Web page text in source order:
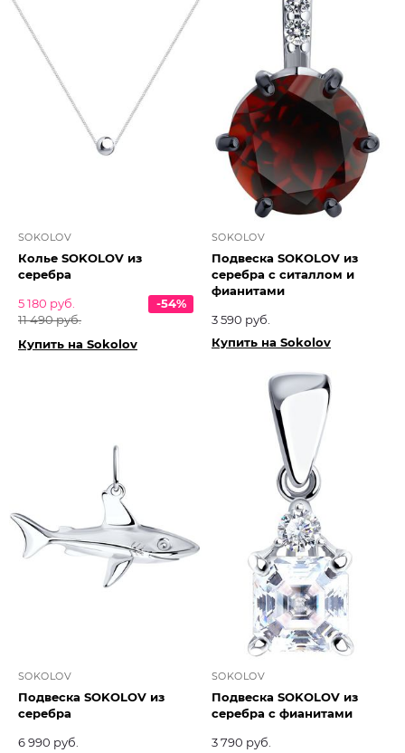
SOKOLOV
Колье SOKOLOV из
серебра
5 180 руб.
11 490 руб.
-54%
Купить на Sokolov
SOKOLOV
Подвеска SOKOLOV из
серебра с ситаллом и
фианитами
3 590 руб.
Купить на Sokolov
SOKOLOV
Подвеска SOKOLOV из
серебра
6 990 руб.
SOKOLOV
Подвеска SOKOLOV из
серебра с фианитами
3 790 руб.